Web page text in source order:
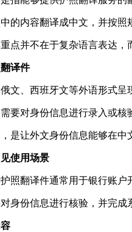
的内容翻译成中文，并按
点并不在于复杂语言表达，
译件
文、西班牙文等外语形式
要对身份信息进行录入或
是让外文身份信息能够在中
使用场景
照翻译件通常用于银行账
身份信息进行核验，并完